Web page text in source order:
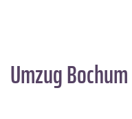
Umzug Bochum